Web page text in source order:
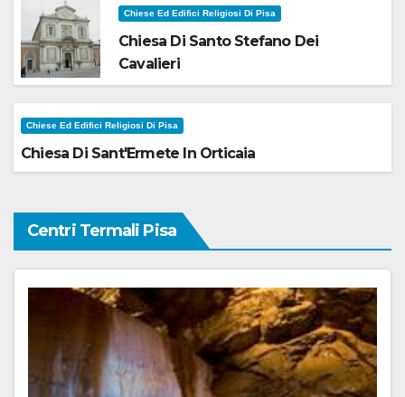
Chiese Ed Edifici Religiosi Di Pisa
Chiesa Di Santo Stefano Dei
Cavalieri
Chiese Ed Edifici Religiosi Di Pisa
Chiesa Di Sant'Ermete In Orticaia
Centri Termali Pisa